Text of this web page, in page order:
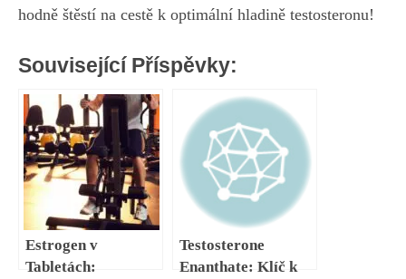
hodně‍ štěstí na‌ cestě k optimální hladině testosteronu!
Související Příspěvky:
Estrogen v
Tabletách:
Testosterone
Enanthate: Klíč k